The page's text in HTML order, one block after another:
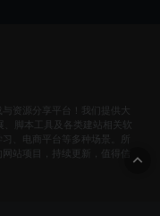
资源分享平台！我们提供大
、脚本工具及各类建站相关软
、电商平台等多种场景。所
站项目，持续更新，值得信